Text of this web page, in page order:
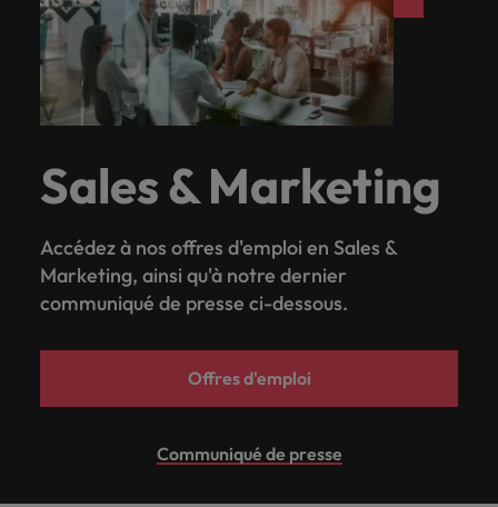
Sales & Marketing
Accédez à nos offres d'emploi en Sales &
Marketing, ainsi qu'à notre dernier
communiqué de presse ci-dessous.
Offres d'emploi
Communiqué de presse